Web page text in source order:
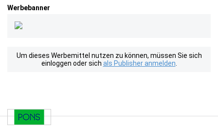
Werbebanner
Um dieses Werbemittel nutzen zu können, müssen Sie sich
einloggen oder sich als Publisher anmelden